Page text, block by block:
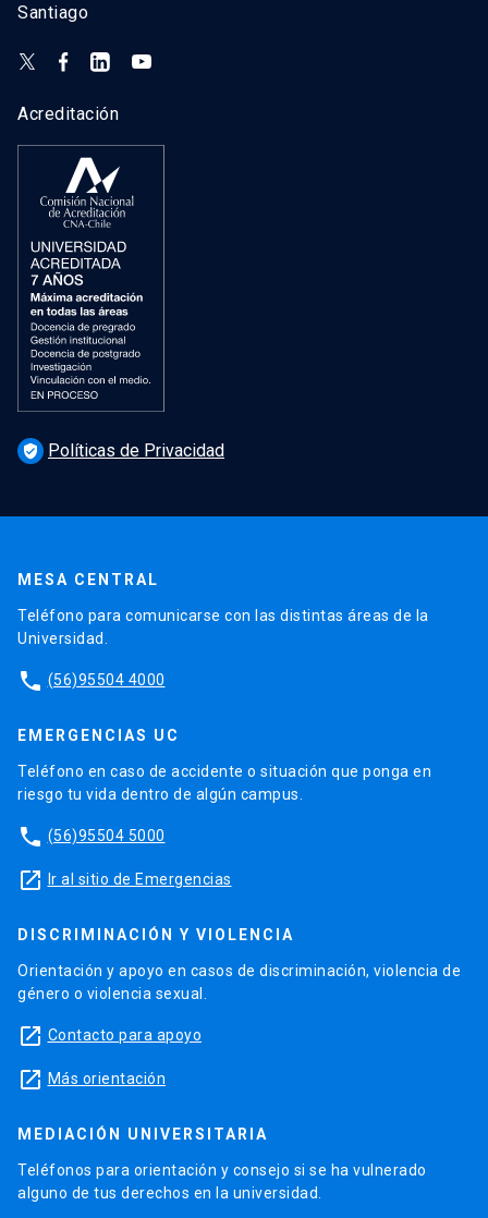
Santiago
Acreditación
verified_user Políticas de Privacidad
MESA CENTRAL
Teléfono para comunicarse con las distintas áreas de la
Universidad.
phone (56)95504 4000
EMERGENCIAS UC
Teléfono en caso de accidente o situación que ponga en
riesgo tu vida dentro de algún campus.
phone (56)95504 5000
launch Ir al sitio de Emergencias
DISCRIMINACIÓN Y VIOLENCIA
Orientación y apoyo en casos de discriminación, violencia de
género o violencia sexual.
launch Contacto para apoyo
launch Más orientación
MEDIACIÓN UNIVERSITARIA
Teléfonos para orientación y consejo si se ha vulnerado
alguno de tus derechos en la universidad.